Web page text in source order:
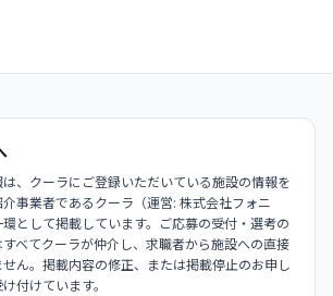
、クーラにご登録いただいている施設の情報を
事業者であるクーラ（運営: 株式会社フォニ
として掲載しています。ご応募の受付・選考の
べてクーラが仲介し、求職者から施設への直接
ん。掲載内容の修正、または掲載停止のお申し
付けています。